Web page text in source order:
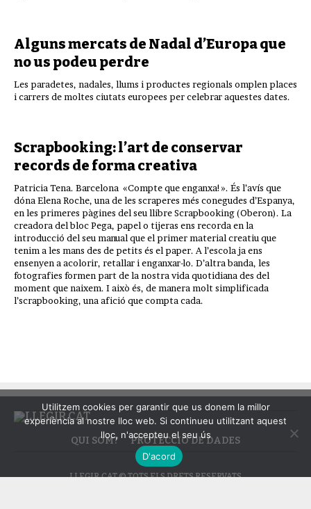
Alguns mercats de Nadal d’Europa que
no us podeu perdre
Les paradetes, nadales, llums i productes regionals omplen places
i carrers de moltes ciutats europees per celebrar aquestes dates.
Scrapbooking: l’art de conservar
records de forma creativa
Patricia Tena. Barcelona «Compte que enganxa!». És l’avís que
dóna Elena Roche, una de les scraperes més conegudes d’Espanya,
en les primeres pàgines del seu llibre Scrapbooking (Oberon). La
creadora del bloc Pega, papel o tijeras ens recorda en la
introducció del seu manual que el primer material creatiu que
tenim a les mans des de petits és el paper. A l’escola ja ens
ensenyen a acolorir, retallar i enganxar-lo. D’altra banda, les
fotografies formen part de la nostra vida quotidiana des del
moment que naixem. I això és, de manera molt simplificada
l’scrapbooking, una afició que compta cada.
QUI SOM? PROTECCIÓ DE DADES
LLEGIR.CAT © TOTS ELS DRETS RESERVATS.
Utilitzem cookies per garantir que us donem la millor
experiència al nostre lloc web. Si continueu utilitzant aquest
lloc, n'accepteu el seu ús
D'acord